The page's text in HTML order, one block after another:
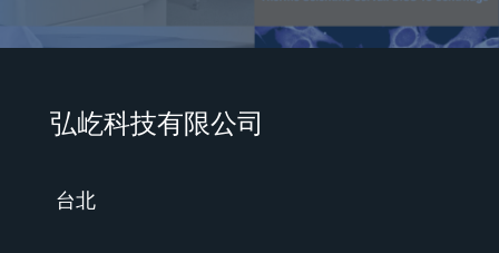
弘屹科技有限公司
台北